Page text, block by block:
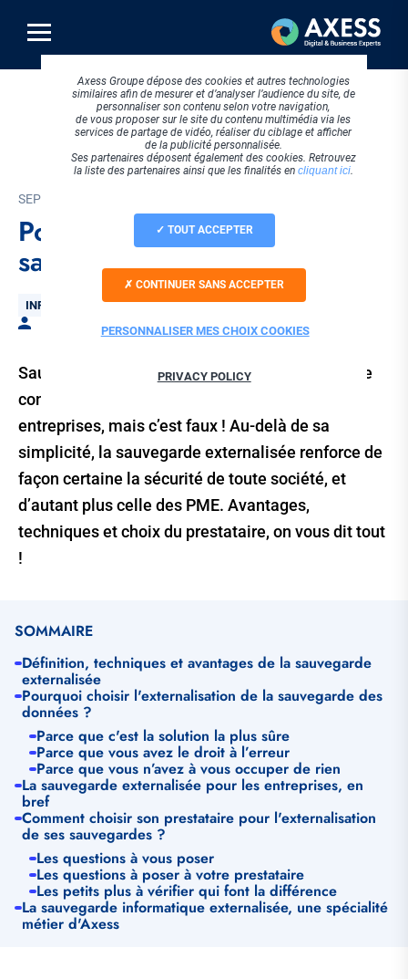
contenu
principal
SEPTEMBRE 2021
Pourquoi choisir la
sauvegarde externalisée ?
Thématique
INFOGÉRANCE
Par Céline GARDES
Sauvegarder ses données hors-site peut paraître
compliqué, ou seulement destiné aux grandes
entreprises, mais c’est faux ! Au-delà de sa
simplicité, la sauvegarde externalisée renforce de
façon certaine la sécurité de toute société, et
d’autant plus celle des PME. Avantages,
techniques et choix du prestataire, on vous dit tout
!
SOMMAIRE
Définition, techniques et avantages de la sauvegarde
externalisée
Pourquoi choisir l'externalisation de la sauvegarde des
données ?
Parce que c'est la solution la plus sûre
Parce que vous avez le droit à l’erreur
Parce que vous n’avez à vous occuper de rien
La sauvegarde externalisée pour les entreprises, en
bref
Comment choisir son prestataire pour l'externalisation
de ses sauvegardes ?
Les questions à vous poser
Les questions à poser à votre prestataire
Les petits plus à vérifier qui font la différence
La sauvegarde informatique externalisée, une spécialité
métier d'Axess
Axess Groupe dépose des cookies et autres technologies
similaires afin de mesurer et d’analyser l’audience du site, de
personnaliser son contenu selon votre navigation,
de vous proposer sur le site du contenu multimédia via les
services de partage de vidéo, réaliser du ciblage et afficher
de la publicité personnalisée.
Ses partenaires déposent également des cookies. Retrouvez
la liste des partenaires ainsi que les finalités en cliquant ici.
TOUT ACCEPTER
CONTINUER SANS ACCEPTER
PERSONNALISER MES CHOIX COOKIES
PRIVACY POLICY